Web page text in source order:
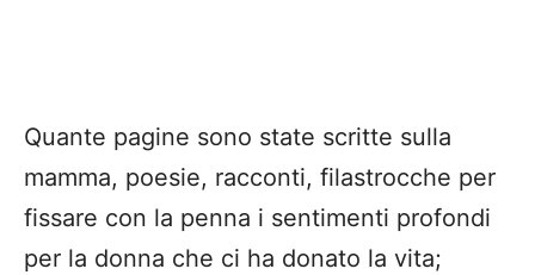
Quante pagine sono state scritte sulla
mamma, poesie, racconti, filastrocche per
fissare con la penna i sentimenti profondi
per la donna che ci ha donato la vita;